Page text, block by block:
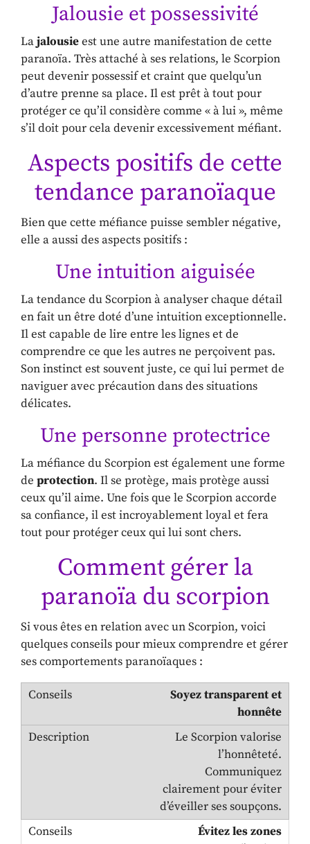
Jalousie et possessivité
Lajalousieest une autre manifestation de cette
paranoïa. Très attaché à ses relations, le Scorpion
peut devenir possessif et craint que quelqu’un
d’autre prenne sa place. Il est prêt à tout pour
protéger ce qu’il considère comme « à lui », même
s’il doit pour cela devenir excessivement méfiant.
Aspects positifs de cette
tendance paranoïaque
Bien que cette méfiance puisse sembler négative,
elle a aussi des aspects positifs :
Une intuition aiguisée
La tendance du Scorpion à analyser chaque détail
en fait un être doté d’une intuition exceptionnelle.
Il est capable de lire entre les lignes et de
comprendre ce que les autres ne perçoivent pas.
Son instinct est souvent juste, ce qui lui permet de
naviguer avec précaution dans des situations
délicates.
Une personne protectrice
La méfiance du Scorpion est également une forme
de protection. Il se protège, mais protège aussi
ceux qu’il aime. Une fois que le Scorpion accorde
sa confiance, il est incroyablement loyal et fera
tout pour protéger ceux qui lui sont chers.
Comment gérer la
paranoïa du scorpion
Si vous êtes en relation avec un Scorpion, voici
quelques conseils pour mieux comprendre et gérer
ses comportements paranoïaques :
Soyez transparent et
honnête
Le Scorpion valorise
l’honnêteté.
Communiquez
clairement pour éviter
d’éveiller ses soupçons.
Évitez les zones